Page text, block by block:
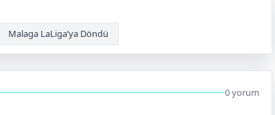
Malaga LaLiga’ya Döndü
0 yorum